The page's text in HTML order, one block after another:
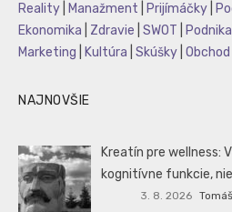
Reality
Manažment Prijímáčky
Ekonomika
Zdravie SWOT
Marketing
Kultúra Skúšky Obchod
NAJNOVŠIE
Kreatín pre wellness:
kognitívne funkcie,
3. 8. 2026